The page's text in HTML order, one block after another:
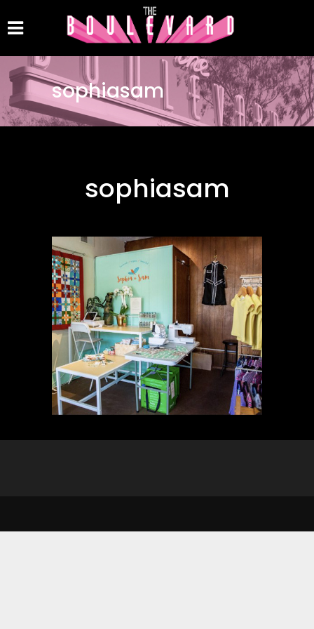
sophiasam
sophiasam